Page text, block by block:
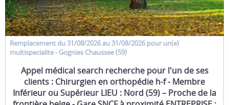
Remplacement du 31/08/2026 au 31/08/2026 pour un(e)
multispecialite- Gognies Chaussee (59)
Appel médical search recherche pour l'un de ses
clients : Chirurgien en orthopédie h-f - Membre
Inférieur ou Supérieur LIEU : Nord (59) – Proche de la